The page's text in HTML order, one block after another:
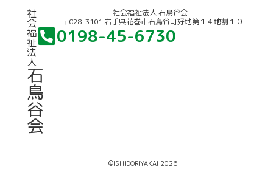
社
会
福
祉
法
人
石
鳥
谷
会
社会福祉法人 石鳥谷会
〒028-3101 岩手県花巻市石鳥谷町好地第１４地割１０
0198-45-6730
©ISHIDORIYAKAI 2026